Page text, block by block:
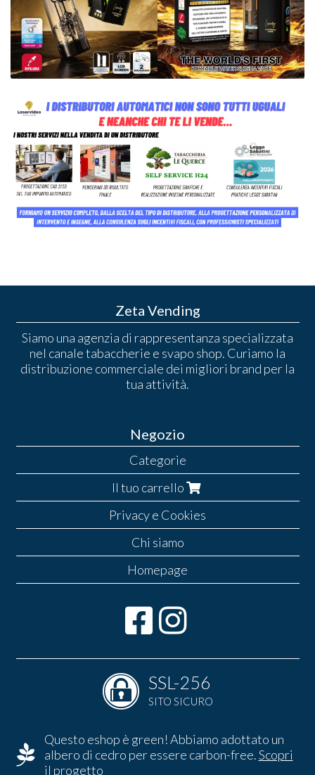
Zeta Vending
Siamo una agenzia di rappresentanza specializzata
nel canale tabaccherie e svapo shop. Curiamo la
distribuzione commerciale dei migliori brand per la
tua attività.
Negozio
Categorie
Il tuo carrello
Privacy e Cookies
Chi siamo
Homepage
SSL-256
SITO SICURO
Questo eshop è green! Abbiamo adottato un
albero di cedro per essere carbon-free.Scopri
il progetto